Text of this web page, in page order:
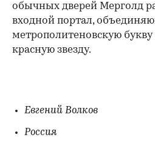
обычных дверей Мерголд
входной портал,
метрополитеновскую
красную звезду.
Евгений Волков
Россия